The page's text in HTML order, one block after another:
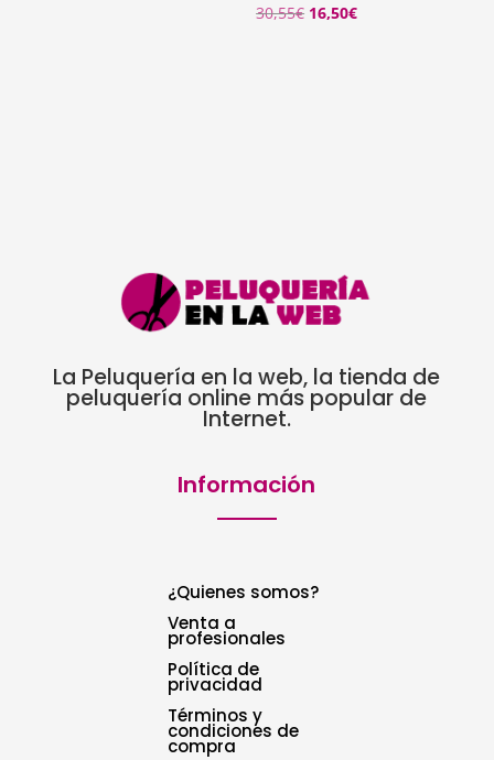
30,55€ El
16,50€El
La Peluquería en la web, la tienda de
peluquería online más popular de
Internet.
Información
¿Quienes somos?
Venta a
profesionales
Política de
privacidad
Términos y
condiciones de
compra